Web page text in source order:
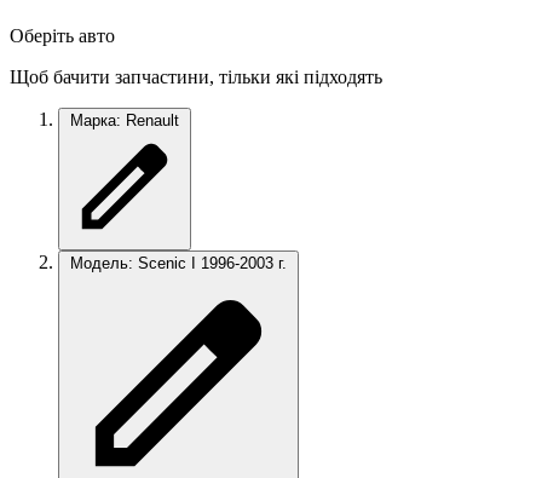
Оберіть авто
Щоб бачити запчастини, тільки які підходять
Марка: Renault
Модель: Scenic I 1996-2003 г.